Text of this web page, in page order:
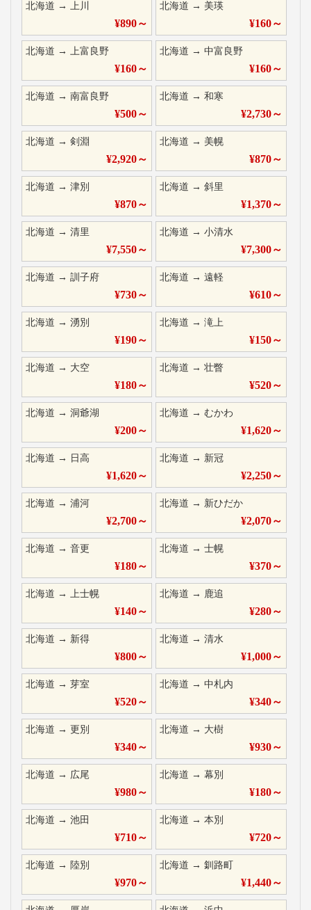
北海道 → 上川
¥890～
北海道 → 美瑛
¥160～
北海道 → 上富良野
¥160～
北海道 →中富良野
¥160～
北海道 → 南富良野
¥500～
北海道 →和寒
¥2,730～
北海道 → 剣淵
¥2,920～
北海道 → 美幌
¥870～
北海道 → 津別
¥870～
北海道 →斜里
¥1,370～
北海道 → 清里
¥7,550～
北海道 →小清水
¥7,300～
北海道 → 訓子府
¥730～
北海道 →遠軽
¥610～
北海道 → 湧別
¥190～
北海道 →滝上
¥150～
北海道 → 大空
¥180～
北海道 →壮瞥
¥520～
北海道 → 洞爺湖
¥200～
北海道 →むかわ
¥1,620～
北海道 → 日高
¥1,620～
北海道 → 新冠
¥2,250～
北海道 → 浦河
¥2,700～
北海道 → 新ひだか
¥2,070～
北海道 → 音更
¥180～
北海道 →士幌
¥370～
北海道 → 上士幌
¥140～
北海道 → 鹿追
¥280～
北海道 → 新得
¥800～
北海道 →清水
¥1,000～
北海道 → 芽室
¥520～
北海道 →中札内
¥340～
北海道 → 更別
¥340～
北海道 → 大樹
¥930～
北海道 → 広尾
¥980～
北海道 →幕別
¥180～
北海道 → 池田
¥710～
北海道 →本別
¥720～
北海道 → 陸別
¥970～
北海道 →釧路町
¥1,440～